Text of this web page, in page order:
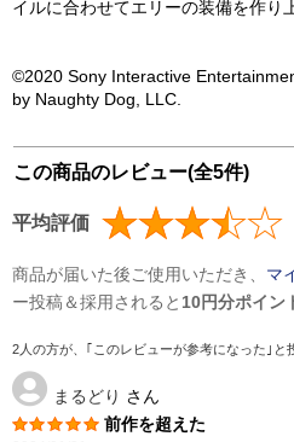
イルに合わせてエリーの装備を作り
©2020 Sony Interactive
by Naughty Dog, LLC.
この商品のレビュー(全5件)
平均評価
商品が届いた後ご使用いただき、 マ
ー投稿＆採用されると 10円分ポイン
2人の方が、｢このレビューが参考になった｣と
まるどり さん
前作を超えた